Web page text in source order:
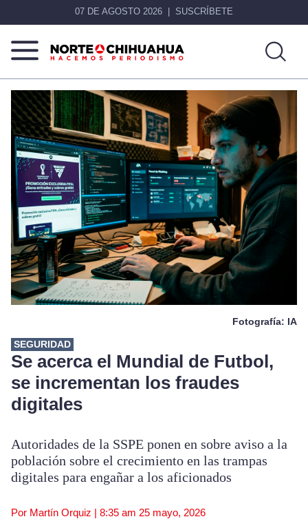
07 DE AGOSTO 2026 SUSCRÍBETE
Norte
De
Chihuahua
Más
que
noticias,
hacemos periodismo
Fotografía: IA
SEGURIDAD
Se acerca el Mundial de Futbol,
se incrementan los fraudes
digitales
Autoridades de la SSPE ponen en sobre aviso a la
población sobre el crecimiento en las trampas
digitales para engañar a los aficionados
Por Martín Orquiz | 8:35 am 25 mayo, 2026